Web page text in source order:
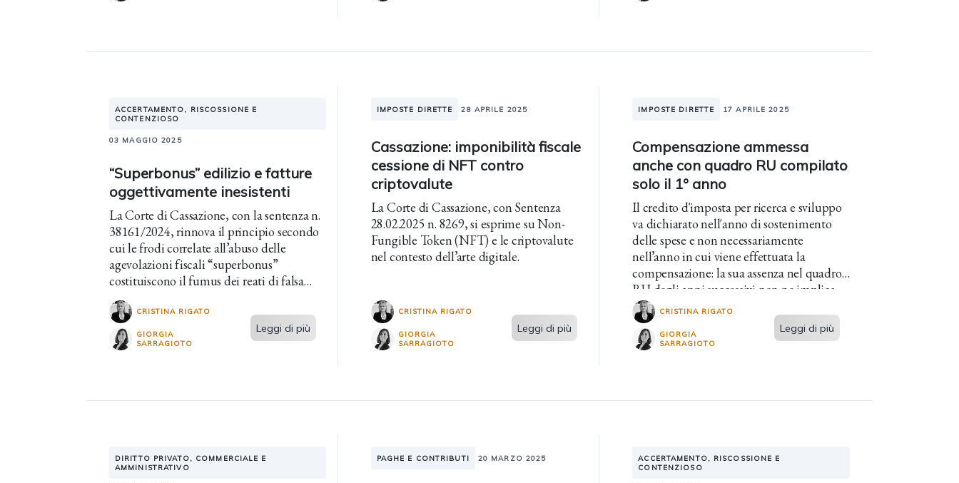
ACCERTAMENTO, RISCOSSIONE E
CONTENZIOSO
03 MAGGIO 2025
“Superbonus” edilizio e fatture
oggettivamente inesistenti
La Corte di Cassazione, con la sentenza n.
38161/2024, rinnova il principio secondo
cui le frodi correlate all’abuso delle
agevolazioni fiscali “superbonus”
costituiscono il fumus dei reati di falsa
fatturazione e indebita compensazione.
CRISTINA RIGATO
GIORGIA
SARRAGIOTO
Leggi di più
IMPOSTE DIRETTE 28 APRILE 2025
Cassazione: imponibilità fiscale
cessione di NFT contro
criptovalute
La Corte di Cassazione, con Sentenza
28.02.2025 n. 8269, si esprime su Non-
Fungible Token (NFT) e le criptovalute
nel contesto dell’arte digitale.
CRISTINA RIGATO
GIORGIA
SARRAGIOTO
Leggi di più
IMPOSTE DIRETTE 17 APRILE 2025
Compensazione ammessa
anche con quadro RU compilato
solo il 1° anno
Il credito d'imposta per ricerca e sviluppo
va dichiarato nell'anno di sostenimento
delle spese e non necessariamente
nell’anno in cui viene effettuata la
compensazione: la sua assenza nel quadro
RU degli anni successivi non ne implica
l'inesistenza (Cass., ord. 29.03.2025, n.
8287).
CRISTINA RIGATO
GIORGIA
SARRAGIOTO
Leggi di più
DIRITTO PRIVATO, COMMERCIALE E
AMMINISTRATIVO
PAGHE E CONTRIBUTI 20 MARZO 2025
ACCERTAMENTO, RISCOSSIONE E
CONTENZIOSO